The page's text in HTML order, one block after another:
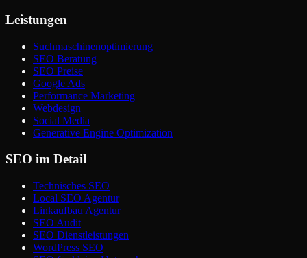
Leistungen
Suchmaschinenoptimierung
SEO Beratung
SEO Preise
Google Ads
Performance Marketing
Webdesign
Social Media
Generative Engine Optimization
SEO im Detail
Technisches SEO
Local SEO Agentur
Linkaufbau Agentur
SEO Audit
SEO Dienstleistungen
WordPress SEO